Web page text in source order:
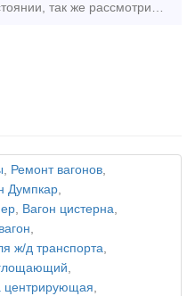
Купим хопперы в рабочем состоянии, так же рассмотрим варианты с истекающим сроком службы. Предложения нужно направлять на email: tvk1520 yandex ru Тип предложения: требуется продукция
, Ремонт вагонов,
Думпкар,
, Вагон цистерна,
,
ж/д транспорта,
,
центрирующая,